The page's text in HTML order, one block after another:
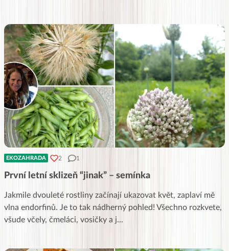
EKOZAHRADA 2 1
První letní sklizeň “jinak” – semínka
Jakmile dvouleté rostliny začínají ukazovat květ, zaplaví mě
vlna endorfinů. Je to tak nádherný pohled! Všechno rozkvete,
všude včely, čmeláci, vosičky a j...